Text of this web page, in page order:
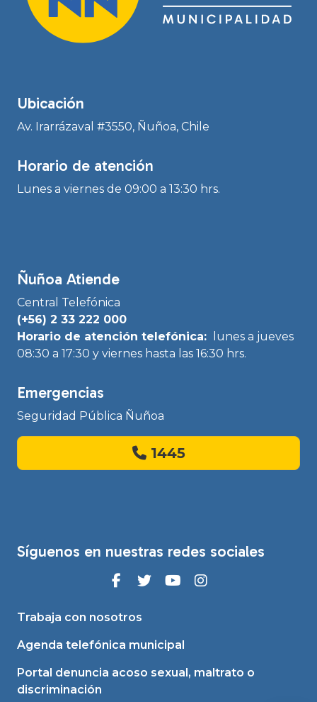
Ubicación
Av. Irarrázaval #3550, Ñuñoa, Chile
Horario de atención
Lunes a viernes de 09:00 a 13:30 hrs.
Ñuñoa Atiende
Central Telefónica
(+56) 2 33 222 000
Horario de atención telefónica:
lunes a jueves
08:30 a 17:30 y viernes hasta las 16:30 hrs.
Emergencias
Seguridad Pública Ñuñoa
1445
Síguenos en nuestras redes sociales
Trabaja con nosotros
Agenda telefónica municipal
Portal denuncia acoso sexual, maltrato o
discriminación